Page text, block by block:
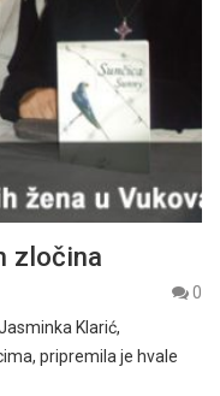
zločina
0
Klarić,
pripremila je hvale